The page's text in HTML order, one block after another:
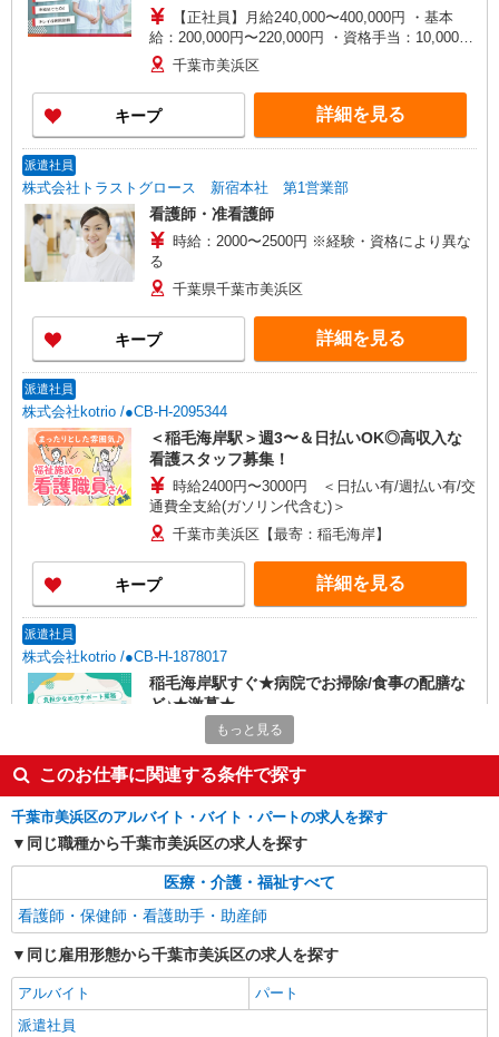
【正社員】月給240,000〜400,000円 ・基本
給：200,000円〜220,000円 ・資格手当：10,000〜
30,000円 ・役職手当：10,000〜70,000円 ・処遇改
善手当：20,000〜60,000円（勤続年数、保有資格
により変動） ・固定残業手当：20,000円（10時
間） ※固定残業時間を超過する場合には超過勤務
手当として別途支給 ・夜勤手当：10,000円/1回
歓迎 ・認知症介護基礎研修 ・初任者研修 ・実務
者研修 ・介護福祉士 など
千葉市美浜区
キープ 詳細を見る
派遣社員
株式会社トラストグロース 新宿本社 第1営業部
看護師・准看護師
時給：2000〜2500円 ※経験・資格により異な
る
千葉県千葉市美浜区
キープ 詳細を見る
派遣社員
株式会社kotrio /●CB-H-2095344
＜稲毛海岸駅＞週3〜＆日払いOK◎高収入な
看護スタッフ募集！
時給2400円〜3000円 ＜日払い有/週払い有/交
通費全支給(ガソリン代含む)＞
千葉市美浜区【最寄：稲毛海岸】
キープ 詳細を見る
派遣社員
株式会社kotrio /●CB-H-1878017
稲毛海岸駅すぐ★病院でお掃除/食事の配膳な
ど♪★激募★
時給1500円〜2125円 ＜日払い有/週払い有/交
通費全支給(ガソリン代含む)＞
千葉市美浜区【最寄：稲毛海岸】
詳細を見る
株式会社kotrio /●CB-H-2031185
≪稲毛海岸≫未経験・無資格から看護助手へ挑
戦！シフト相談OK♪
時給1600円〜2250円 ＜日払い有/週払い有/交
通費全支給(ガソリン代含む)＞
もっと見る
このお仕事に関連する条件で探す
千葉市美浜区のアルバイト・バイト・パートの求人を探す
同じ職種から千葉市美浜区の求人を探す
医療・介護・福祉すべて
看護師・保健師・看護助手・助産師
同じ雇用形態から千葉市美浜区の求人を探す
アルバイト
パート
派遣社員